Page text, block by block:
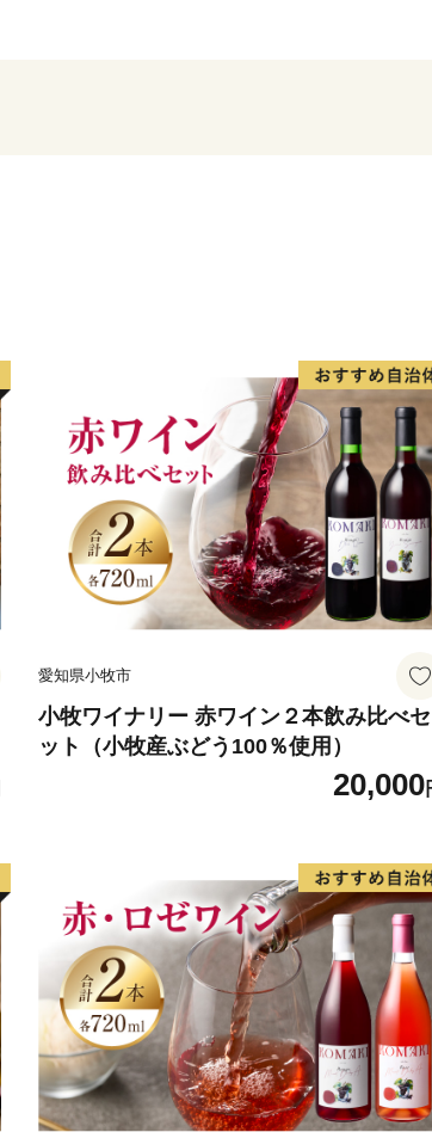
カン先祖木」があ
愛知県小牧市
小牧ワイナリー 赤ワイン２本飲み比べセ
ット（小牧産ぶどう100％使用）
20,000